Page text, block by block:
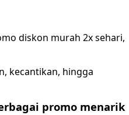
diskon murah 2x sehari,
kecantikan, hingga
promo menarik